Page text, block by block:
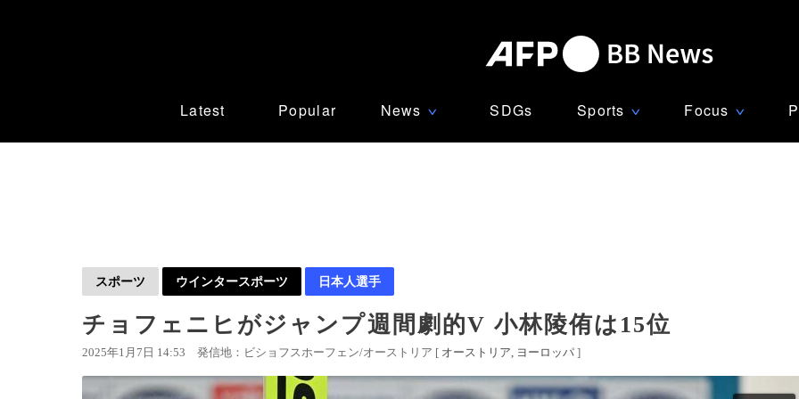
Latest Popular News ∨ SDGs Sports ∨ Focus ∨
スポーツ ウインタースポーツ 日本人選手
チョフェニヒがジャンプ週間劇的V 小林陵侑は15位
2025年1月7日 14:53 発信地：ビショフスホーフェン/オーストリア [ オーストリア ヨーロッパ ]